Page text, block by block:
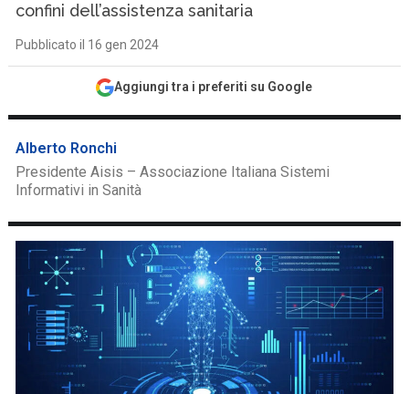
confini dell’assistenza sanitaria
Pubblicato il 16 gen 2024
Aggiungi tra i preferiti su Google
Alberto Ronchi
Presidente Aisis – Associazione Italiana Sistemi
Informativi in Sanità